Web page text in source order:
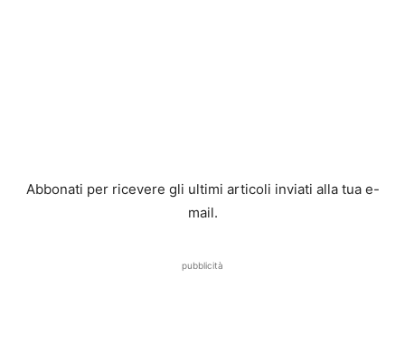
Abbonati per ricevere gli ultimi articoli inviati alla tua e-
mail.
pubblicità